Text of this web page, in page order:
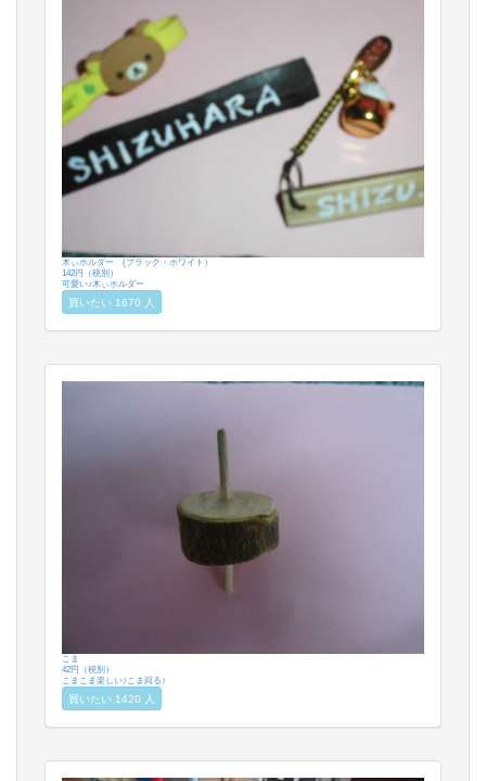
木ぃホルダー (ブラック・ホワイト）
142円（税別）
可愛い♪木ぃホルダー
買いたい 1670 人
こま
42円（税別）
こまこま楽しい♪こま回る♪
買いたい 1420 人